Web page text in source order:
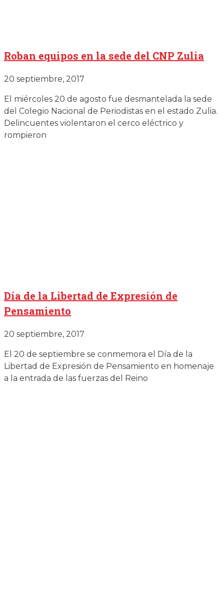
Roban equipos en la sede del CNP Zulia
20 septiembre, 2017
El miércoles 20 de agosto fue desmantelada la sede
del Colegio Nacional de Periodistas en el estado Zulia.
Delincuentes violentaron el cerco eléctrico y
rompieron
Día de la Libertad de Expresión de
Pensamiento
20 septiembre, 2017
El 20 de septiembre se conmemora el Día de la
Libertad de Expresión de Pensamiento en homenaje
a la entrada de las fuerzas del Reino